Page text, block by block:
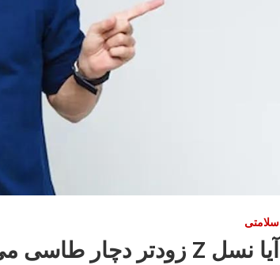
سلامتی
آیا نسل Z زودتر دچار طاسی می‌شود؟